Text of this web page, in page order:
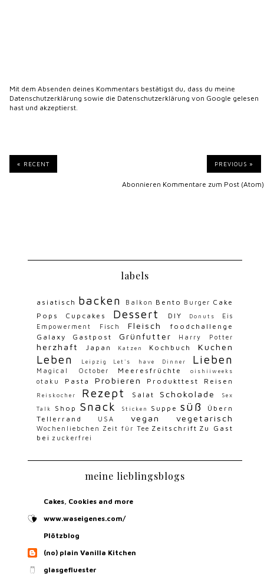
Mit dem Absenden deines Kommentars bestätigst du, dass du meine
Datenschutzerklärung sowie die Datenschutzerklärung von Google gelesen
hast und akzeptierst.
« RECENT PREVIOUS »
Abonnieren Kommentare zum Post (Atom)
labels
asiatisch backen Balkon Bento Burger Cake
Pops
Cupcakes Dessert DIY Donuts
Eis
Empowerment
Fisch Fleisch
foodchallenge
Galaxy
Gastpost Grünfutter Harry Potter
herzhaft Japan Katzen Kochbuch Kuchen
Leben Leipzig Let's have Dinner Lieben
Magical October Meeresfrüchte oishiiweeks
otaku Pasta Probieren Produkttest Reisen
Reiskocher Rezept Salat Schokolade Sex
Talk Shop Snack Sticken Suppe süß
Übern
Tellerrand
USA vegan vegetarisch
Wochenliebchen Zeit für Tee Zeitschrift Zu Gast
bei zuckerfrei
meine lieblingsblogs
Cakes, Cookies and more
www.waseigenes.com/
Plötzblog
(no) plain Vanilla Kitchen
glasgefluester